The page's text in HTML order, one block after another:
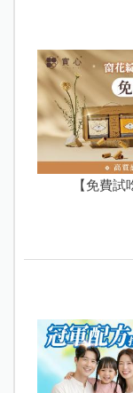
【免費